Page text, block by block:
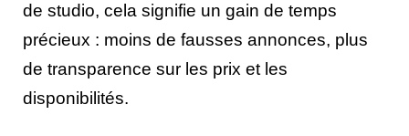
de studio, cela signifie un gain de temps
précieux : moins de fausses annonces, plus
de transparence sur les prix et les
disponibilités.